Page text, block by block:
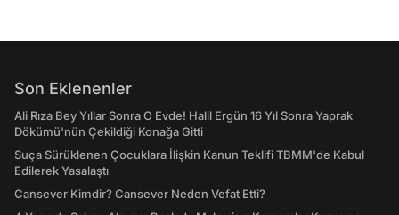
Son Eklenenler
Ali Rıza Bey Yıllar Sonra O Evde! Halil Ergün 16 Yıl Sonra Yaprak
Dökümü'nün Çekildiği Konağa Gitti
Suça Sürüklenen Çocuklara İlişkin Kanun Teklifi TBMM'de Kabul
Edilerek Yasalaştı
Cansever Kimdir? Cansever Neden Vefat Etti?